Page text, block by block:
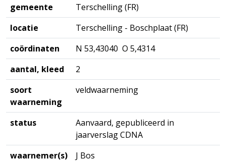
gemeente
Terschelling (FR)
locatie
Terschelling - Boschplaat (FR)
coördinaten
N 53,43040 O 5,4314
aantal, kleed
2
soort
waarneming
veldwaarneming
status
Aanvaard, gepubliceerd in
jaarverslag CDNA
waarnemer(s)
J Bos